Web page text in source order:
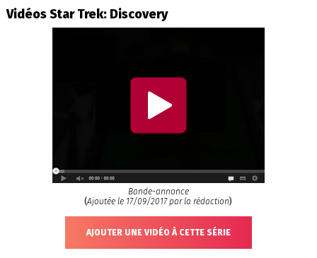
Vidéos Star Trek: Discovery
Bande-annonce
(Ajoutée le 17/09/2017 par la rédaction)
AJOUTER UNE VIDÉO À CETTE SÉRIE